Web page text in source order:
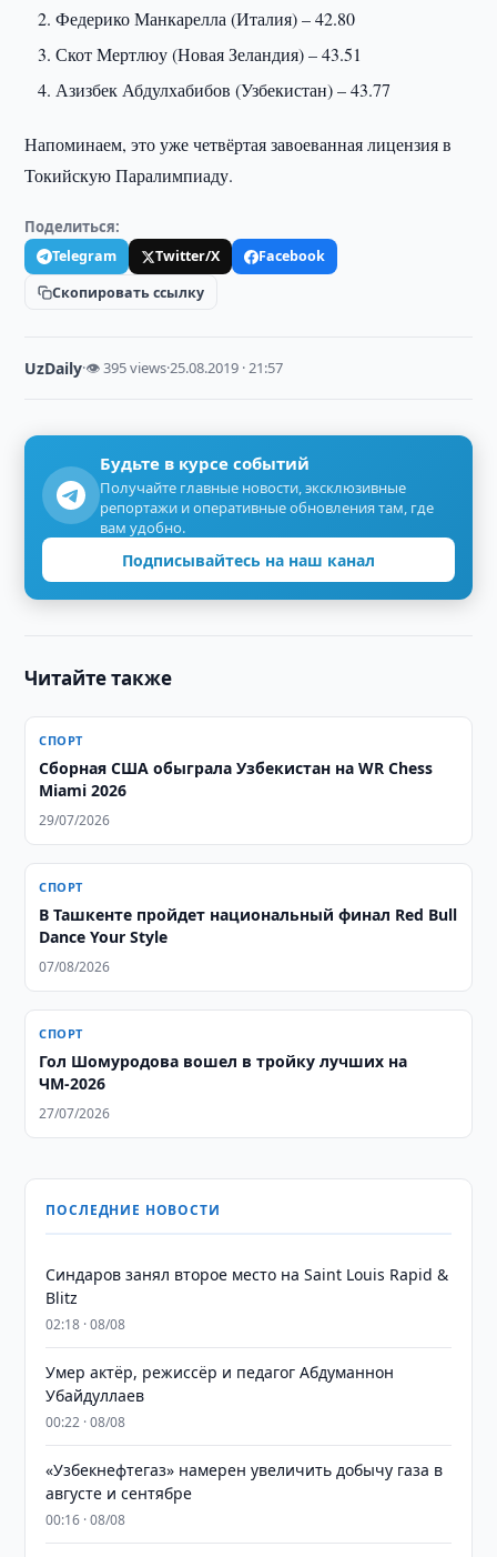
Федерико Манкарелла (Италия) – 42.80
Скот Мертлюу (Новая Зеландия) – 43.51
Азизбек Абдулхабибов (Узбекистан) – 43.77
Напоминаем, это уже четвёртая завоеванная лицензия в
Токийскую Паралимпиаду.
Поделиться:
Telegram Twitter/X
Facebook
Скопировать ссылку
UzDaily·👁 395 views·25.08.2019 · 21:57
Будьте в курсе событий
Получайте главные новости, эксклюзивные
репортажи и оперативные обновления там, где
вам удобно.
Подписывайтесь на наш канал
Читайте также
СПОРТ
Сборная США обыграла Узбекистан на WR Chess
Miami 2026
29/07/2026
СПОРТ
В Ташкенте пройдет национальный финал Red Bull
Dance Your Style
07/08/2026
СПОРТ
Гол Шомуродова вошел в тройку лучших на
ЧМ-2026
27/07/2026
ПОСЛЕДНИЕ НОВОСТИ
Синдаров занял второе место на Saint Louis Rapid &
Blitz
02:18 · 08/08
Умер актёр, режиссёр и педагог Абдуманнон
Убайдуллаев
00:22 · 08/08
«Узбекнефтегаз» намерен увеличить добычу газа в
августе и сентябре
00:16 · 08/08